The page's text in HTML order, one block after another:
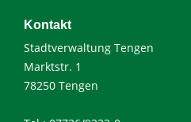
Kontakt
Stadtverwaltung Tengen
Marktstr. 1
78250 Tengen